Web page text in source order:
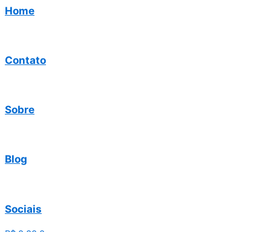
Home
Contato
Sobre
Blog
Sociais